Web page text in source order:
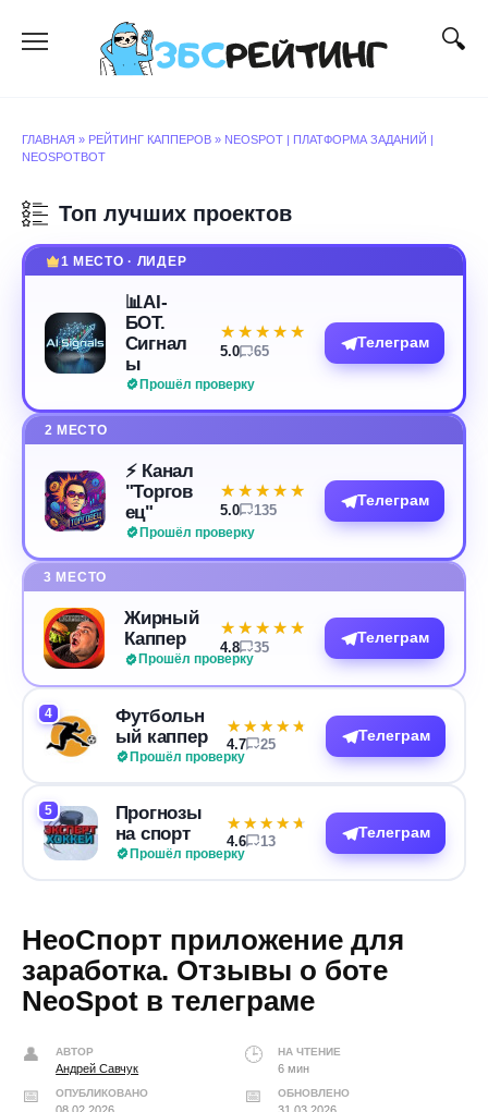
содержанию
ГЛАВНАЯ » РЕЙТИНГ КАППЕРОВ » NEOSPOT | ПЛАТФОРМА ЗАДАНИЙ |
NEOSPOTBOT
Топ лучших проектов
1 МЕСТО · ЛИДЕР
📊AI-
БОТ.
Сигнал
ы
Прошёл проверку
★★★★★
★★★★★
5.0 65
Телеграм
2 МЕСТО
⚡️ Канал
"Торгов
ец"
Прошёл проверку
★★★★★
★★★★★
5.0 135
Телеграм
3 МЕСТО
Жирный
Каппер
Прошёл проверку
★★★★★
★★★★★
4.8 35
Телеграм
4
Футбольн
ый каппер
Прошёл проверку
★★★★★
★★★★★
4.7 25
Телеграм
5
Прогнозы
на спорт
Прошёл проверку
★★★★★
★★★★★
4.6 13
Телеграм
НеоСпорт приложение для
заработка. Отзывы о боте
NeoSpot в телеграме
АВТОР
Андрей Савчук
НА ЧТЕНИЕ
6 мин
ОПУБЛИКОВАНО ОБНОВЛЕНО